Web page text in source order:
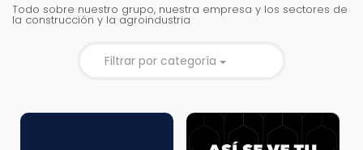
Todo sobre nuestro grupo, nuestra empresa y los sectores de
la construcción y la agroindustria
Filtrar por categoría